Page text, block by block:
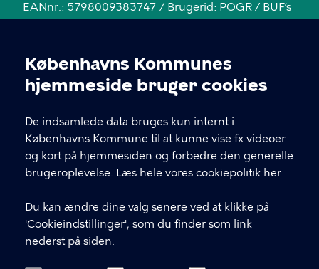
Cookieindstillinger
Københavns Kommunes
hjemmeside bruger cookies
De indsamlede data bruges kun internt i
Københavns Kommune til at kunne vise fx videoer
og kort på hjemmesiden og forbedre den generelle
brugeroplevelse. Læs hele vores cookiepolitik her
Du kan ændre dine valg senere ved at klikke på
'Cookieindstillinger', som du finder som link
nederst på siden.
EANnr.: 5798009383747 / Brugerid: POGR / BUF’s
KONTAKT
23 70 94 73 (9 .0 0- 15 .0 0)
LINKS